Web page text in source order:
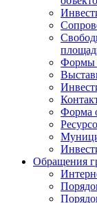
Формы
Форма
Обращения